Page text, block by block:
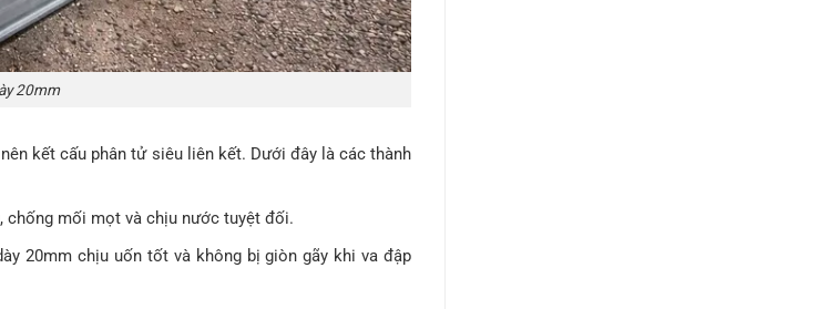
20mm
kết cấu phân tử siêu liên kết. Dưới đây là các thành
chống mối mọt và chịu nước tuyệt đối.
20mm chịu uốn tốt và không bị giòn gãy khi va đập